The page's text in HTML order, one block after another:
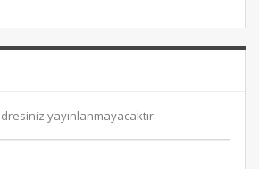
yayınlanmayacaktır.